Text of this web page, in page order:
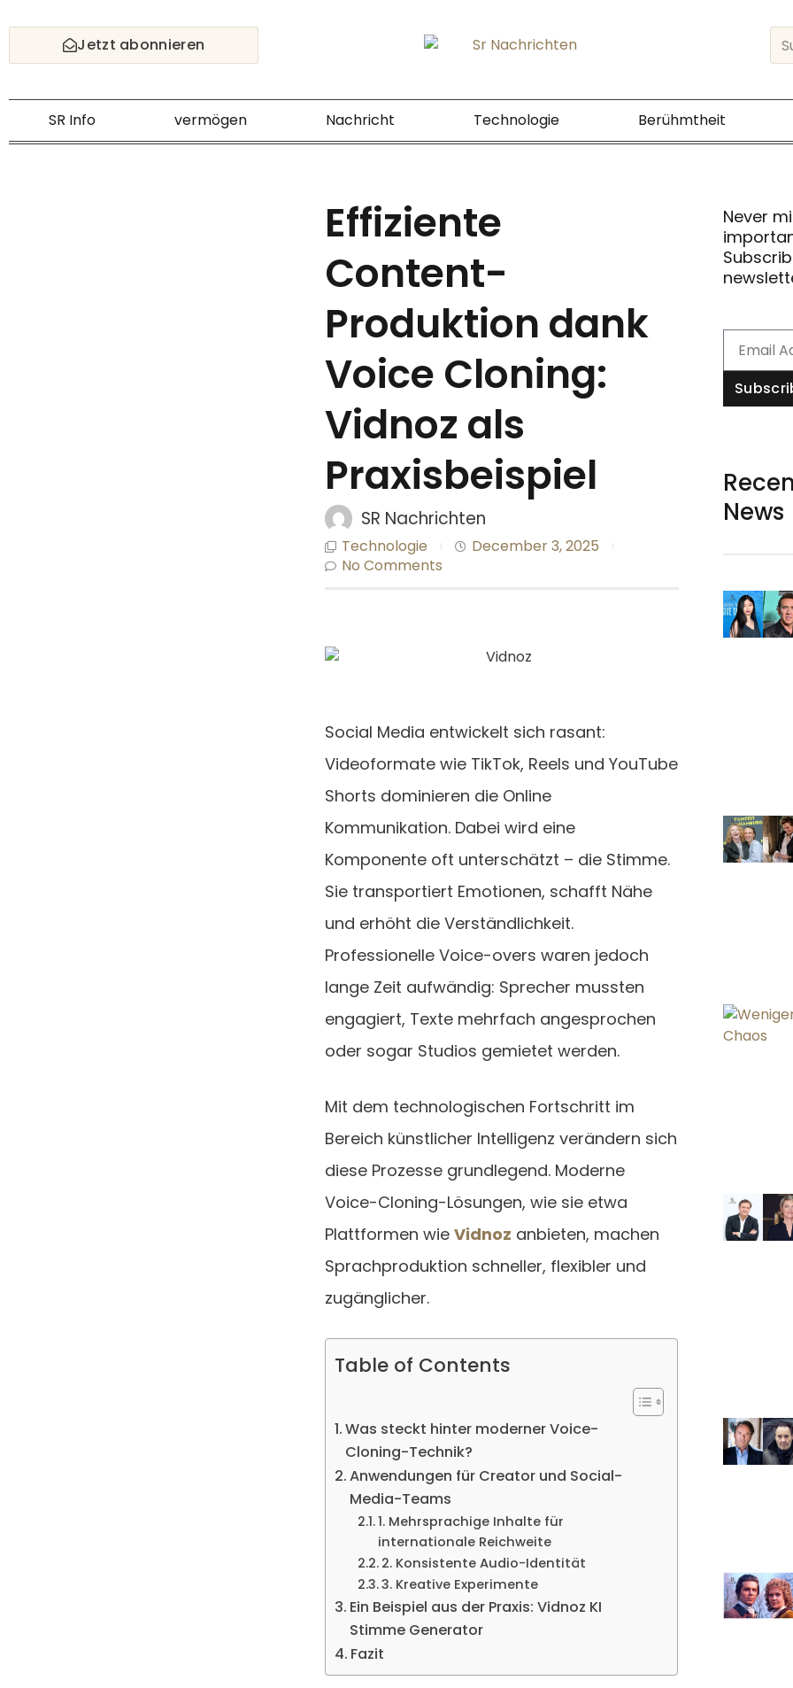
to
Jetzt abonnieren
SR Info vermögen Nachricht Technologie Berühmtheit
Effiziente
Content-
Produktion dank
Voice Cloning:
Vidnoz als
Praxisbeispiel
SR Nachrichten
Technologie
December 3, 2025
No Comments
Social Media entwickelt sich rasant:
Videoformate wie TikTok, Reels und YouTube
Shorts dominieren die Online
Kommunikation. Dabei wird eine
Komponente oft unterschätzt – die Stimme.
Sie transportiert Emotionen, schafft Nähe
und erhöht die Verständlichkeit.
Professionelle Voice-overs waren jedoch
lange Zeit aufwändig: Sprecher mussten
engagiert, Texte mehrfach angesprochen
oder sogar Studios gemietet werden.
Mit dem technologischen Fortschritt im
Bereich künstlicher Intelligenz verändern sich
diese Prozesse grundlegend. Moderne
Voice-Cloning-Lösungen, wie sie etwa
Plattformen wie Vidnoz anbieten, machen
Sprachproduktion schneller, flexibler und
zugänglicher.
Table of Contents
Was steckt hinter moderner Voice-
Cloning-Technik?
Anwendungen für Creator und Social-
Media-Teams
1. Mehrsprachige Inhalte für
internationale Reichweite
2. Konsistente Audio-Identität
3. Kreative Experimente
Ein Beispiel aus der Praxis: Vidnoz KI
Stimme Generator
Fazit
Never
News